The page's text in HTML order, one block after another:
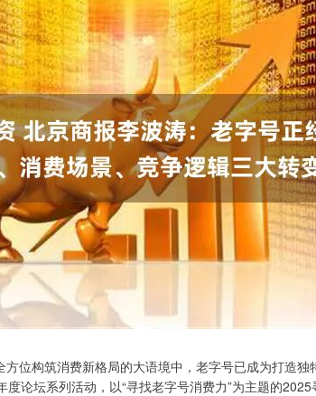
构筑消费新格局的大语境中，老字号已成为打造独
论坛系列活动，以“寻找老字号消费力”为主题的